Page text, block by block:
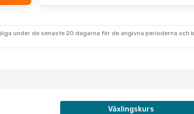
under de senaste 20 dagarna för de angivna perioderna
Växlingskurs